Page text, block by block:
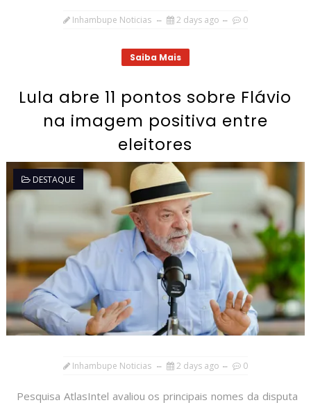
Inhambupe Noticias 2 days ago 0
Saiba Mais
Lula abre 11 pontos sobre Flávio
na imagem positiva entre
eleitores
DESTAQUE
Inhambupe Noticias 2 days ago 0
Pesquisa AtlasIntel avaliou os principais nomes da disputa